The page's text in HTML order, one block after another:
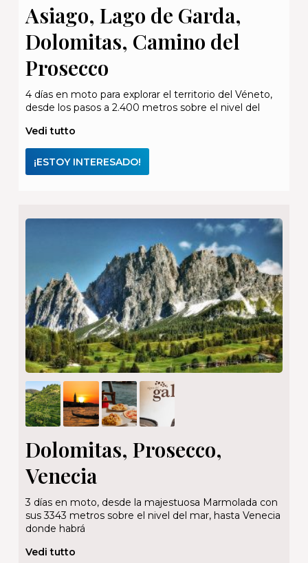
Asiago, Lago de Garda,
Dolomitas, Camino del
Prosecco
4 días en moto para explorar el territorio del Véneto,
desde los pasos a 2.400 metros sobre el nivel del
Vedi tutto
¡ESTOY INTERESADO!
Dolomitas, Prosecco,
Venecia
3 días en moto, desde la majestuosa Marmolada con
sus 3343 metros sobre el nivel del mar, hasta Venecia
donde habrá
Vedi tutto